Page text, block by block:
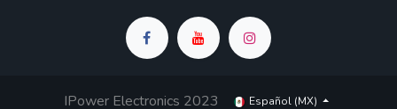
IPower Electronics 2023 Español (MX)